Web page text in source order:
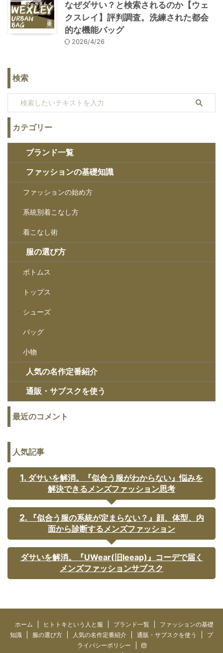
なぜダサい？と検索されるのか【ウェ
クスレイ】評判調査。洗練された都会
的な機能バッグ
2026/4/26
検索
カテゴリー
ブランド一覧
ファッションの基礎知識
ファッションの始め方
系統別着こなし方
着こなし術
服の選び方
ボトムス
トップス
シューズ
バッグ
小物
人気の名作定番紹介
通販・サブスクを使う
最近のコメント
人気記事
ダサいを解消。『似合う服がわからない』悩みを
解決できるメンズファッション思考
『似合う服の系統が定まらない？』顔、体型、内
面から診断するメンズファッション
ダサいを解消。『UWear(旧leeap)』コーデで届く
メンズファッションサブスク
ホーム ヒトトキという人と服 ブランド一覧
ファッションの基礎
知識
服の選び方 人気の名作定番紹介 通販・サブスクを使う
プ
ライバシーポリシー